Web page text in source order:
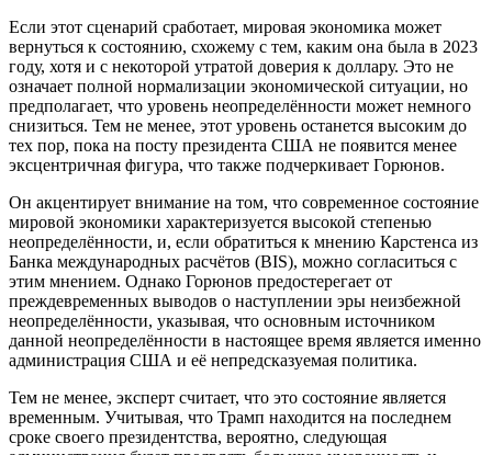
Если этот сценарий сработает, мировая экономика может
вернуться к состоянию, схожему с тем, каким она была в 2023
году, хотя и с некоторой утратой доверия к доллару. Это не
означает полной нормализации экономической ситуации, но
предполагает, что уровень неопределённости может немного
снизиться. Тем не менее, этот уровень останется высоким до
тех пор, пока на посту президента США не появится менее
эксцентричная фигура, что также подчеркивает Горюнов.
Он акцентирует внимание на том, что современное состояние
мировой экономики характеризуется высокой степенью
неопределённости, и, если обратиться к мнению Карстенса из
Банка международных расчётов (BIS), можно согласиться с
этим мнением. Однако Горюнов предостерегает от
преждевременных выводов о наступлении эры неизбежной
неопределённости, указывая, что основным источником
данной неопределённости в настоящее время является именно
администрация США и её непредсказуемая политика.
Тем не менее, эксперт считает, что это состояние является
временным. Учитывая, что Трамп находится на последнем
сроке своего президентства, вероятно, следующая